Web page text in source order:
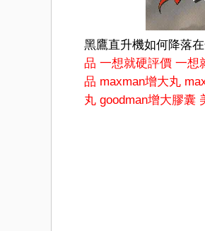
黑鷹直升機如何降落
品 一想就硬評價 一想
品 maxman增大丸
丸 goodman增大膠囊